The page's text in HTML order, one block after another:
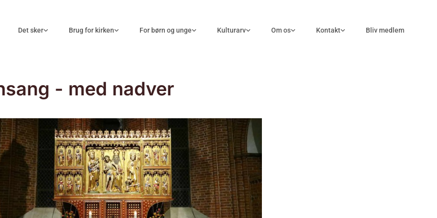
Det sker Brug for kirken For børn og unge Kulturarv Om os Kontakt Bliv medlem
- med nadver